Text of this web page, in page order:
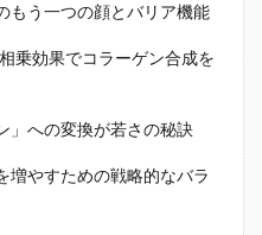
もう一つの顔とバリア機能
乗効果でコラーゲン合成を
」への変換が若さの秘訣
増やすための戦略的なバラ